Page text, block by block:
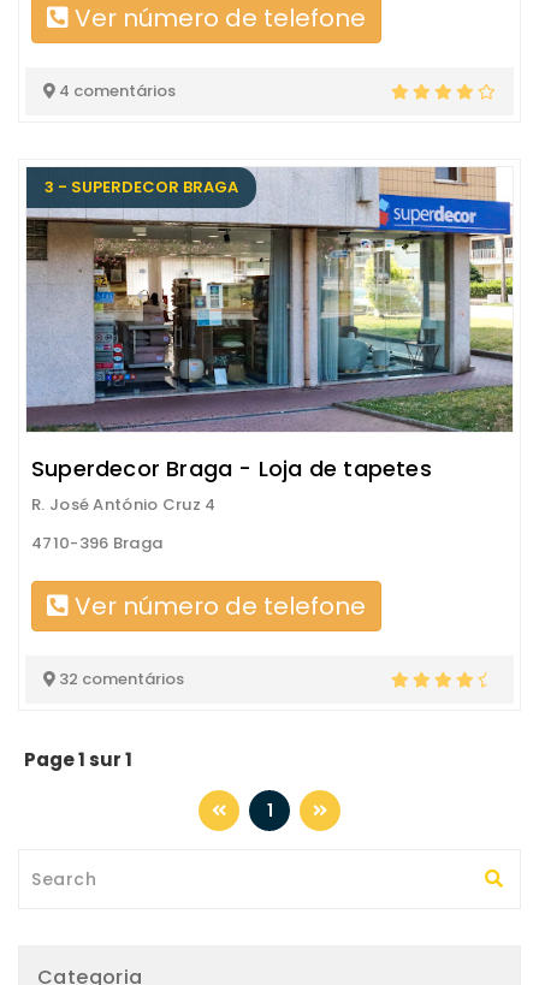
Ver número de telefone
4 comentários
3 - SUPERDECOR BRAGA
Superdecor Braga - Loja de tapetes
R. José António Cruz 4
4710-396 Braga
Ver número de telefone
32 comentários
Page 1 sur 1
1
Categoria